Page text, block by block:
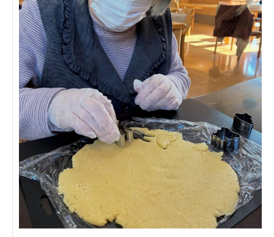
桂寿の郷
訪問看護ステーション秋桜
上桂の郷
ファミリエール吉祥院
教育（共に生きる仲間達）
学校法人明星学園 関東福祉専門学校
国際医療専門学校 浦和学院高等学校
明星幼稚園 志学会高等学校
特定非営利活動法人ファイアーレッズメディカルスポ
ーツクラブ
特定非営利活動法人アート応援隊
その他